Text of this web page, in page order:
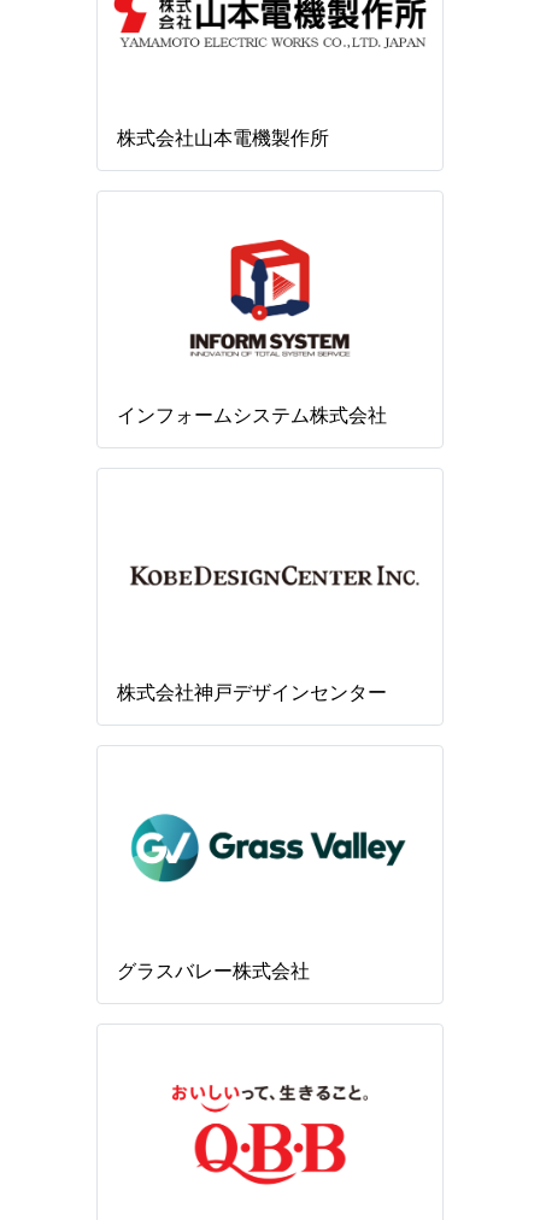
株式会社山本電機製作所
インフォームシステム株式会社
株式会社神戸デザインセンター
グラスバレー株式会社